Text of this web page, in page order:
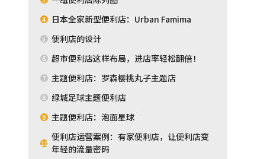
4 日本全家新型便利店：Urban Famima
5 便利店的设计
6 超市便利店这样布局，进店率轻松翻倍！
7 主题便利店：罗森樱桃丸子主题店
8 绿城足球主题便利店
9 主题便利店：泡面星球
10
便利店运营案例：有家便利店，让便利店变
年轻的流量密码